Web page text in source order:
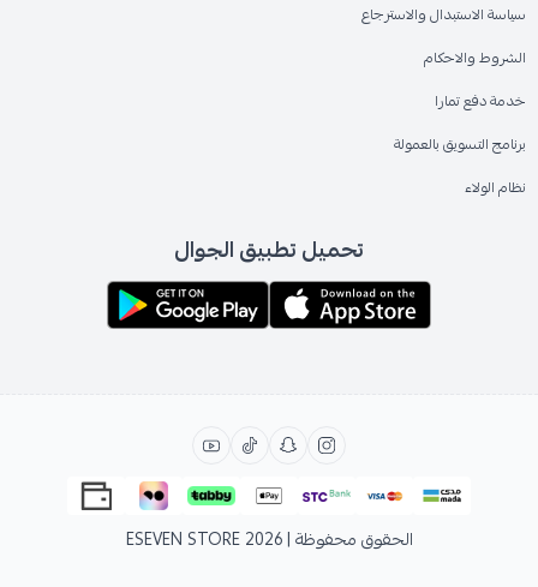
سياسة الاستبدال والاسترجاع
الشروط والاحكام
خدمة دفع تمارا
برنامج التسويق بالعمولة
نظام الولاء
تحميل تطبيق الجوال
الحقوق محفوظة | 2026 ESEVEN STORE